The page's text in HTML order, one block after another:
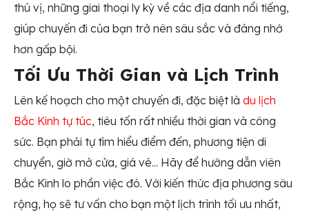
thú vị, những giai thoại ly kỳ về các địa danh nổi tiếng,
giúp chuyến đi của bạn trở nên sâu sắc và đáng nhớ
hơn gấp bội.
Tối Ưu Thời Gian và Lịch Trình
Lên kế hoạch cho một chuyến đi, đặc biệt là du lịch
Bắc Kinh tự túc, tiêu tốn rất nhiều thời gian và công
sức. Bạn phải tự tìm hiểu điểm đến, phương tiện di
chuyển, giờ mở cửa, giá vé... Hãy để hướng dẫn viên
Bắc Kinh lo phần việc đó. Với kiến thức địa phương sâu
rộng, họ sẽ tư vấn cho bạn một lịch trình tối ưu nhất,